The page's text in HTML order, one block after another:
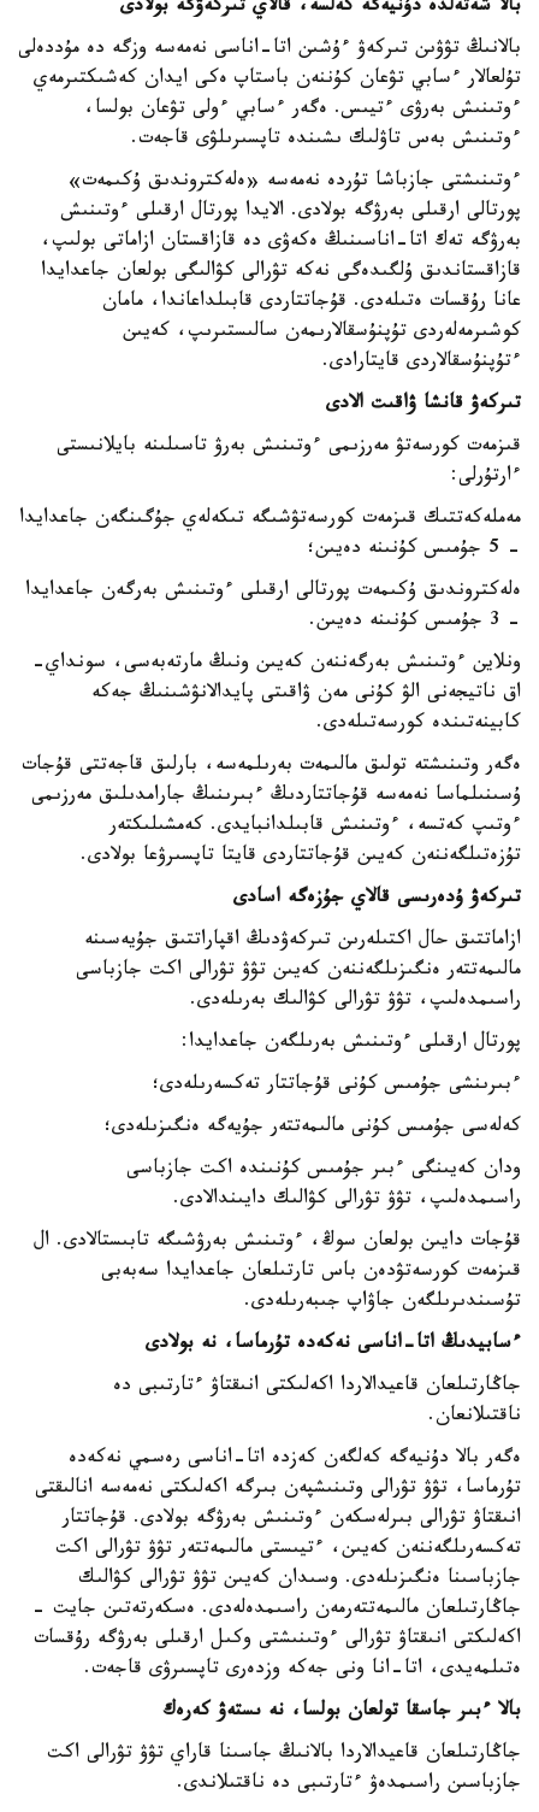
بالا شەتەلدە دۇنيەگە كەلسە، قالاي تىركەۋگە بولادى
بالانىڭ تۋۋىن تىركەۋ ءۇشىن اتا-اناسى نەمەسە وزگە دە مۇددەلى
تۇلعالار ءسابي تۋعان كۇننەن باستاپ ەكى ايدان كەشىكتىرمەي
ءوتىنىش بەرۋى ءتيىس. ەگەر ءسابي ءولى تۋعان بولسا،
ءوتىنىش بەس تاۋلىك ىشىندە تاپسىرىلۋى قاجەت.
ءوتىنىشتى جازباشا تۇردە نەمەسە «ەلەكتروندىق ۇكىمەت»
پورتالى ارقىلى بەرۋگە بولادى. الايدا پورتال ارقىلى ءوتىنىش
بەرۋگە تەك اتا-اناسىنىڭ ەكەۋى دە قازاقستان ازاماتى بولىپ،
قازاقستاندىق ۇلگىدەگى نەكە تۋرالى كۋالىگى بولعان جاعدايدا
عانا رۇقسات ەتىلەدى. قۇجاتتاردى قابىلداعاندا، مامان
كوشىرمەلەردى تۇپنۇسقالارىمەن سالىستىرىپ، كەيىن
ءتۇپنۇسقالاردى قايتارادى.
تىركەۋ قانشا ۋاقىت الادى
قىزمەت كورسەتۋ مەرزىمى ءوتىنىش بەرۋ تاسىلىنە بايلانىستى
ءارتۇرلى:
مەملەكەتتىك قىزمەت كورسەتۋشىگە تىكەلەي جۇگىنگەن جاعدايدا
- 5 جۇمىس كۇنىنە دەيىن؛
ەلەكتروندىق ۇكىمەت پورتالى ارقىلى ءوتىنىش بەرگەن جاعدايدا
- 3 جۇمىس كۇنىنە دەيىن.
ونلاين ءوتىنىش بەرگەننەن كەيىن ونىڭ مارتەبەسى، سونداي-
اق ناتيجەنى الۋ كۇنى مەن ۋاقىتى پايدالانۋشىنىڭ جەكە
كابينەتىندە كورسەتىلەدى.
ەگەر وتىنىشتە تولىق مالىمەت بەرىلمەسە، بارلىق قاجەتتى قۇجات
ۇسىنىلماسا نەمەسە قۇجاتتاردىڭ ءبىرىنىڭ جارامدىلىق مەرزىمى
ءوتىپ كەتسە، ءوتىنىش قابىلدانبايدى. كەمشىلىكتەر
تۇزەتىلگەننەن كەيىن قۇجاتتاردى قايتا تاپسىرۋعا بولادى.
تىركەۋ ۇدەرىسى قالاي جۇزەگە اسادى
ازاماتتىق حال اكتىلەرىن تىركەۋدىڭ اقپاراتتىق جۇيەسىنە
مالىمەتتەر ەنگىزىلگەننەن كەيىن تۋۋ تۋرالى اكت جازباسى
راسىمدەلىپ، تۋۋ تۋرالى كۋالىك بەرىلەدى.
پورتال ارقىلى ءوتىنىش بەرىلگەن جاعدايدا:
ءبىرىنشى جۇمىس كۇنى قۇجاتتار تەكسەرىلەدى؛
كەلەسى جۇمىس كۇنى مالىمەتتەر جۇيەگە ەنگىزىلەدى؛
ودان كەيىنگى ءبىر جۇمىس كۇنىندە اكت جازباسى
راسىمدەلىپ، تۋۋ تۋرالى كۋالىك دايىندالادى.
قۇجات دايىن بولعان سوڭ، ءوتىنىش بەرۋشىگە تابىستالادى. ال
قىزمەت كورسەتۋدەن باس تارتىلعان جاعدايدا سەبەبى
تۇسىندىرىلگەن جاۋاپ جىبەرىلەدى.
ءسابيدىڭ اتا-اناسى نەكەدە تۇرماسا، نە بولادى
جاڭارتىلعان قاعيدالاردا اكەلىكتى انىقتاۋ ءتارتىبى دە
ناقتىلانعان.
ەگەر بالا دۇنيەگە كەلگەن كەزدە اتا-اناسى رەسمي نەكەدە
تۇرماسا، تۋۋ تۋرالى وتىنىشپەن بىرگە اكەلىكتى نەمەسە انالىقتى
انىقتاۋ تۋرالى بىرلەسكەن ءوتىنىش بەرۋگە بولادى. قۇجاتتار
تەكسەرىلگەننەن كەيىن، ءتيىستى مالىمەتتەر تۋۋ تۋرالى اكت
جازباسىنا ەنگىزىلەدى. وسىدان كەيىن تۋۋ تۋرالى كۋالىك
جاڭارتىلعان مالىمەتتەرمەن راسىمدەلەدى. ەسكەرتەتىن جايت -
اكەلىكتى انىقتاۋ تۋرالى ءوتىنىشتى وكىل ارقىلى بەرۋگە رۇقسات
ەتىلمەيدى، اتا-انا ونى جەكە وزدەرى تاپسىرۋى قاجەت.
بالا ءبىر جاسقا تولعان بولسا، نە ىستەۋ كەرەك
جاڭارتىلعان قاعيدالاردا بالانىڭ جاسىنا قاراي تۋۋ تۋرالى اكت
جازباسىن راسىمدەۋ ءتارتىبى دە ناقتىلاندى.